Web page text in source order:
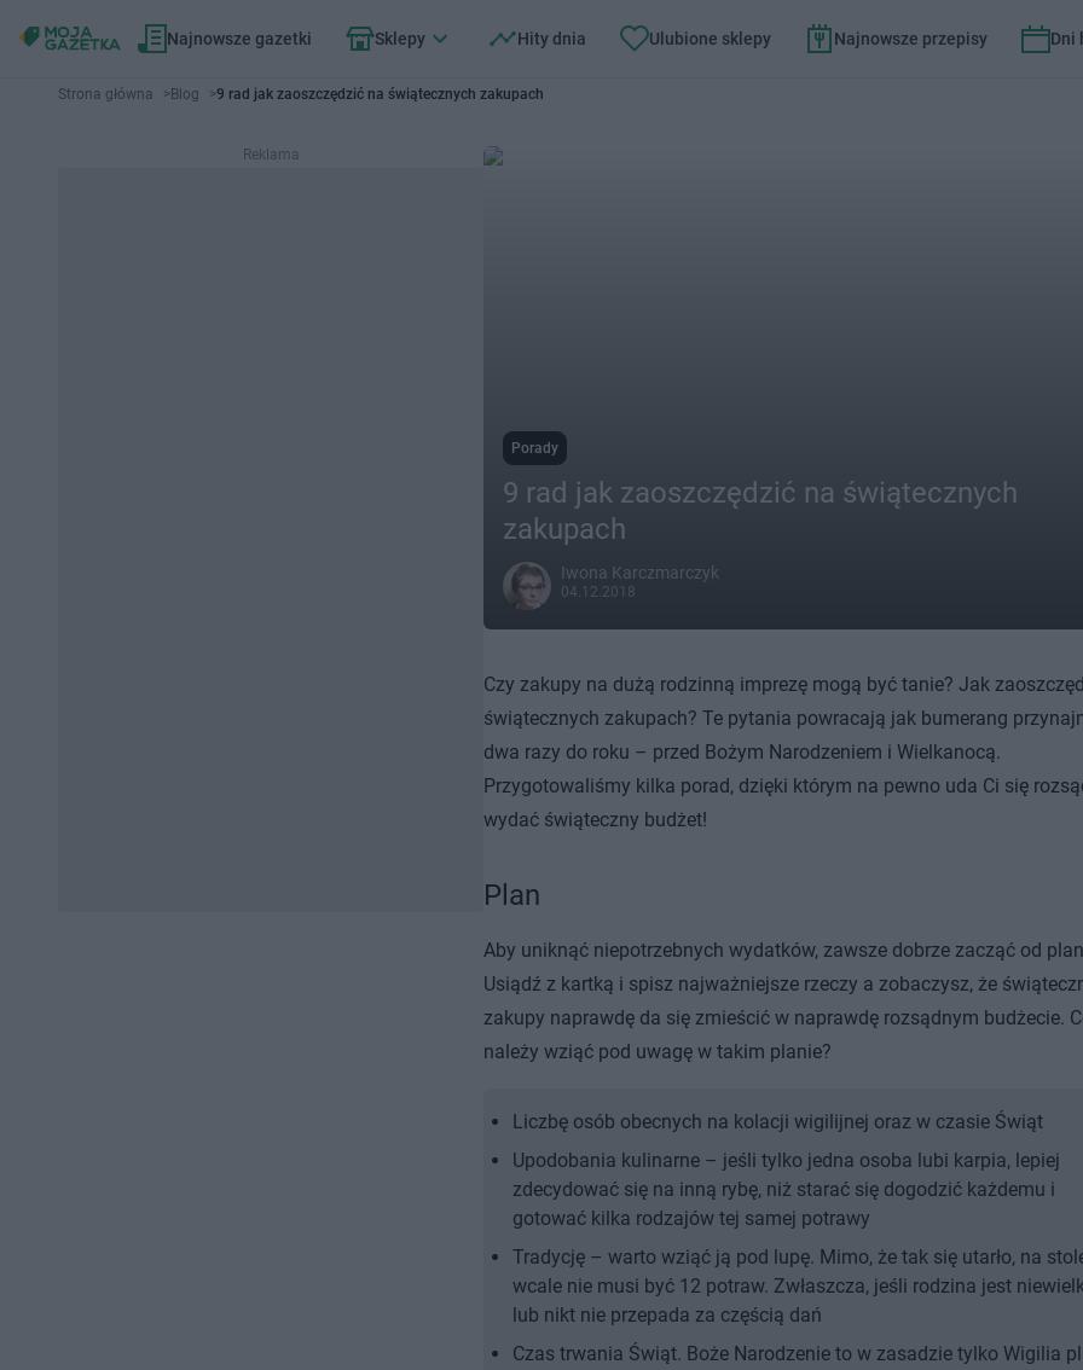
Najnowsze gazetki Sklepy Hity dnia Ulubione sklepy Najnowsze przepisy Dni
Strona główna >Blog >9 rad jak zaoszczędzić na świątecznych zakupach
Reklama
Porady
9 rad jak zaoszczędzić na świątecznych
zakupach
Iwona Karczmarczyk
04.12.2018
Czy zakupy na dużą rodzinną imprezę mogą być tanie? Jak
świątecznych zakupach? Te pytania powracają jak bumerang
dwa razy do roku – przed Bożym Narodzeniem i Wielkanocą.
Przygotowaliśmy kilka porad, dzięki którym na pewno uda Ci się
wydać świąteczny budżet!
Plan
Aby uniknąć niepotrzebnych wydatków, zawsze dobrze zacząć od
Usiądź z kartką i spisz najważniejsze rzeczy a zobaczysz, że
zakupy naprawdę da się zmieścić w naprawdę rozsądnym budżecie.
należy wziąć pod uwagę w takim planie?
Liczbę osób obecnych na kolacji wigilijnej oraz w czasie Świąt
Upodobania kulinarne – jeśli tylko jedna osoba lubi karpia, lepiej
zdecydować się na inną rybę, niż starać się dogodzić każdemu i
gotować kilka rodzajów tej samej potrawy
Tradycję – warto wziąć ją pod lupę. Mimo, że tak się utarło, na
wcale nie musi być 12 potraw. Zwłaszcza, jeśli rodzina jest
lub nikt nie przepada za częścią dań
Czas trwania Świąt. Boże Narodzenie to w zasadzie tylko Wigilia